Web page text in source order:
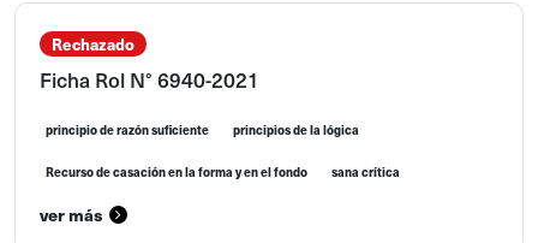
Rechazado
Ficha Rol N° 6940-2021
principio de razón suficiente principios de la lógica
Recurso de casación en la forma y en el fondo sana crítica
ver más